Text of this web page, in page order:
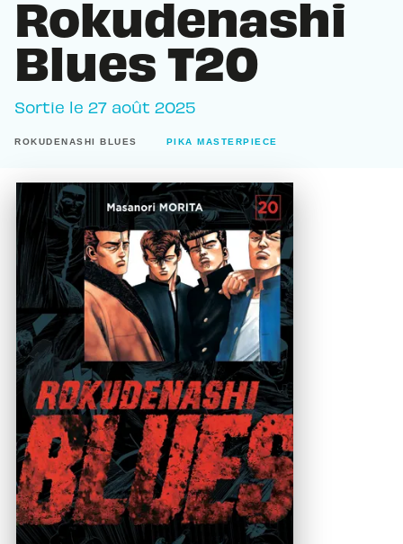
Rokudenashi
Blues T20
Sortie le 27 août 2025
ROKUDENASHI BLUES PIKA MASTERPIECE